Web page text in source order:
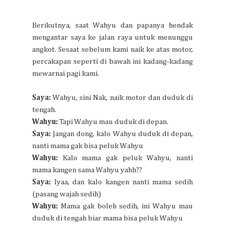
Berikutnya, saat Wahyu dan papanya hendak
mengantar saya ke jalan raya untuk menunggu
angkot. Sesaat sebelum kami naik ke atas motor,
percakapan seperti di bawah ini kadang-kadang
mewarnai pagi kami.
Saya: Wahyu, sini Nak, naik motor dan duduk di
tengah.
Wahyu: Tapi Wahyu mau duduk di depan.
Saya: Jangan dong, kalo Wahyu duduk di depan,
nanti mama gak bisa peluk Wahyu
Wahyu: Kalo mama gak peluk Wahyu, nanti
mama kangen sama Wahyu yahh??
Saya: Iyaa, dan kalo kangen nanti mama sedih
(pasang wajah sedih)
Wahyu: Mama gak boleh sedih, ini Wahyu mau
duduk di tengah biar mama bisa peluk Wahyu